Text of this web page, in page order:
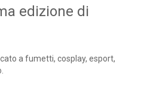
edizione di
a fumetti, cosplay, esport,